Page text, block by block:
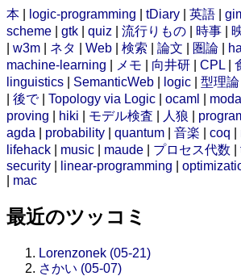
本 logic-programming tDiary 英語
scheme
gtk quiz 流行りもの 時事
w3m ネタ Web 検索 論文 圏論
machine-learning
メモ 向井研 CPL
linguistics
SemanticWeb logic 型理論
後で| Topology via Logic ocaml
proving
hiki モデル検査 人狼
agda
probability quantum 音楽 coq
lifehack
music maude プロセス代数
security
linear-programming
mac
最近のツッコミ
Lorenzonek (05-21)
さかい (05-07)